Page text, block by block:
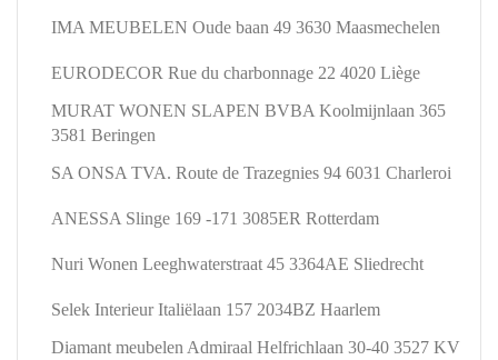
IMA MEUBELEN Oude baan 49 3630 Maasmechelen
EURODECOR Rue du charbonnage 22 4020 Liège
MURAT WONEN SLAPEN BVBA Koolmijnlaan 365
3581 Beringen
SA ONSA TVA. Route de Trazegnies 94 6031 Charleroi
ANESSA Slinge 169 -171 3085ER Rotterdam
Nuri Wonen Leeghwaterstraat 45 3364AE Sliedrecht
Selek Interieur Italiëlaan 157 2034BZ Haarlem
Diamant meubelen Admiraal Helfrichlaan 30-40 3527 KV